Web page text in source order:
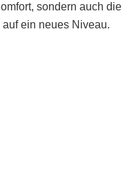
sondern auch die
ein neues Niveau.